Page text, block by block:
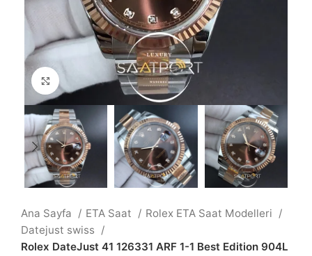
Büyütmek için tıklayın
Ana Sayfa ETA Saat
Rolex ETA Saat Modelleri
Datejust swiss
Rolex DateJust 41 126331 ARF 1-1 Best Edition 904L